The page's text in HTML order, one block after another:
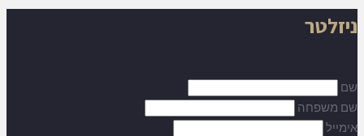
ניזלטר
שם
שם משפחה
אימייל